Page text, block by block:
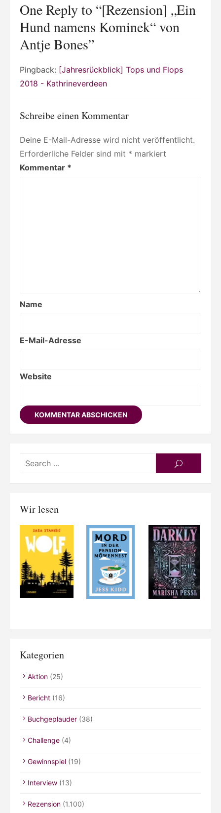
One Reply to “[Rezension] „Ein
Hund namens Kominek“ von
Antje Bones”
Pingback: [Jahresrückblick] Tops und Flops
2018 - Kathrineverdeen
Schreibe einen Kommentar
Deine E-Mail-Adresse wird nicht veröffentlicht.
Erforderliche Felder sind mit * markiert
Kommentar *
Name
E-Mail-Adresse
Website
SEARCH
Wir lesen
Kategorien
Aktion (25)
Bericht (16)
Buchgeplauder (38)
Challenge (4)
Gewinnspiel (19)
Interview (13)
Rezension (1.100)